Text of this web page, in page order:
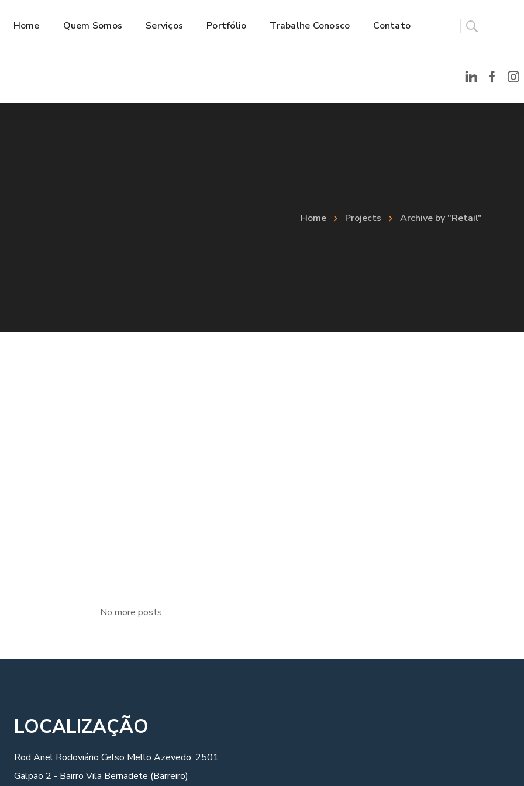
Home Quem Somos Serviços Portfólio Trabalhe Conosco Contato
Home Projects Archive by "Retail"
No more posts
LOCALIZAÇÃO
Rod Anel Rodoviário Celso Mello Azevedo, 2501
Galpão 2 - Bairro Vila Bernadete (Barreiro)